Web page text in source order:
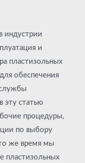
индустрии
и
пластизольных
обеспечения
эту статью
процедуры,
по выбору
же время мы
пластизольных